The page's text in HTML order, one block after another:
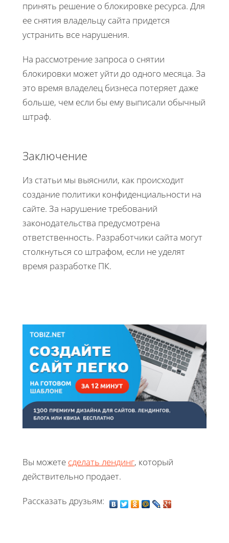
принять решение о блокировке ресурса. Для
ее снятия владельцу сайта придется
устранить все нарушения.
На рассмотрение запроса о снятии
блокировки может уйти до одного месяца. За
это время владелец бизнеса потеряет даже
больше, чем если бы ему выписали обычный
штраф.
Заключение
Из статьи мы выяснили, как происходит
создание политики конфиденциальности на
сайте. За нарушение требований
законодательства предусмотрена
ответственность. Разработчики сайта могут
столкнуться со штрафом, если не уделят
время разработке ПК.
Вы можете сделать лендинг, который
действительно продает.
Рассказать друзьям: